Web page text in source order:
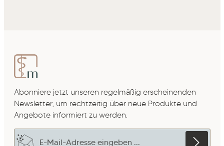
Abonniere jetzt unseren regelmäßig erscheinenden
Newsletter, um rechtzeitig über neue Produkte und
Angebote informiert zu werden.
E-Mail-Adresse*